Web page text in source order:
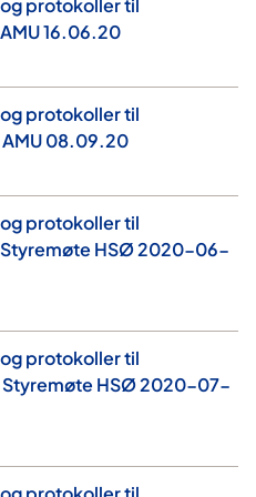
protokoller til
16.06.20
protokoller til
08.09.20
protokoller til
Styremøte HSØ 2020-06-
protokoller til
Styremøte HSØ 2020-07-